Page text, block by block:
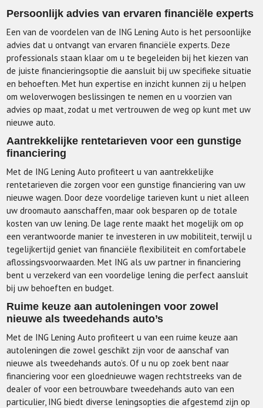
Persoonlijk advies van ervaren financiële experts
Een van de voordelen van de ING Lening Auto is het persoonlijke
advies dat u ontvangt van ervaren financiële experts. Deze
professionals staan klaar om u te begeleiden bij het kiezen van
de juiste financieringsoptie die aansluit bij uw specifieke situatie
en behoeften. Met hun expertise en inzicht kunnen zij u helpen
om weloverwogen beslissingen te nemen en u voorzien van
advies op maat, zodat u met vertrouwen de weg op kunt met uw
nieuwe auto.
Aantrekkelijke rentetarieven voor een gunstige
financiering
Met de ING Lening Auto profiteert u van aantrekkelijke
rentetarieven die zorgen voor een gunstige financiering van uw
nieuwe wagen. Door deze voordelige tarieven kunt u niet alleen
uw droomauto aanschaffen, maar ook besparen op de totale
kosten van uw lening. De lage rente maakt het mogelijk om op
een verantwoorde manier te investeren in uw mobiliteit, terwijl u
tegelijkertijd geniet van financiële flexibiliteit en comfortabele
aflossingsvoorwaarden. Met ING als uw partner in financiering
bent u verzekerd van een voordelige lening die perfect aansluit
bij uw behoeften en budget.
Ruime keuze aan autoleningen voor zowel
nieuwe als tweedehands auto’s
Met de ING Lening Auto profiteert u van een ruime keuze aan
autoleningen die zowel geschikt zijn voor de aanschaf van
nieuwe als tweedehands auto’s. Of u nu op zoek bent naar
financiering voor een gloednieuwe wagen rechtstreeks van de
dealer of voor een betrouwbare tweedehands auto van een
particulier, ING biedt diverse leningsopties die afgestemd zijn op